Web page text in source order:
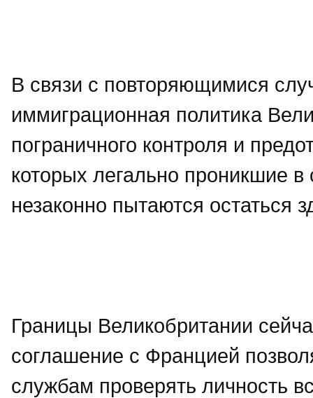
В связи с повторяющимися
иммиграционная политика
пограничного контроля и
которых легально проникшие в
незаконно пытаются остаться
Границы Великобритании
соглашение с Францией
службам проверять личность